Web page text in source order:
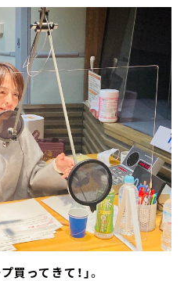
買ってきて！」。